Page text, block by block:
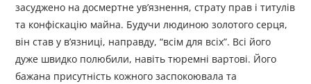
засуджено на досмертне ув’язнення, страту прав і титулів
та конфіскацію майна. Будучи людиною золотого серця,
він став у в’язниці, направду, “всім для всіх”. Всі його
дуже швидко полюбили, навіть тюремні вартові. Його
бажана присутність кожного заспокоювала та